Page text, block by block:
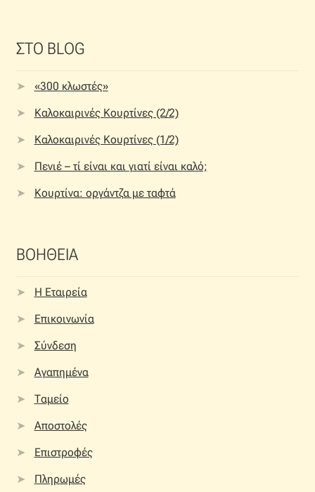
ΣΤΟ BLOG
«300 κλωστές»
Καλοκαιρινές Κουρτίνες (2/2)
Καλοκαιρινές Κουρτίνες (1/2)
Πενιέ – τί είναι και γιατί είναι καλό;
Κουρτίνα: οργάντζα με ταφτά
ΒΟΗΘΕΙΑ
Η Εταιρεία
Επικοινωνία
Σύνδεση
Αγαπημένα
Ταμείο
Αποστολές
Επιστροφές
Πληρωμές